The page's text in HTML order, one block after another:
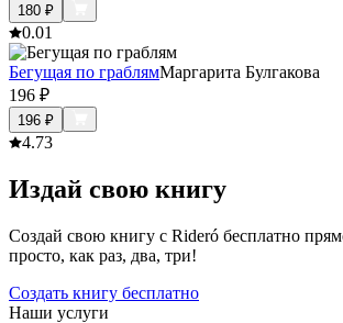
180 ₽
0.01
Бегущая по граблямМаргарита Булгакова
196 ₽
196 ₽
4.73
Издай свою книгу
Создай свою книгу с Rideró бесплатно
просто, как раз, два, три!
Создать книгу бесплатно
Наши услуги